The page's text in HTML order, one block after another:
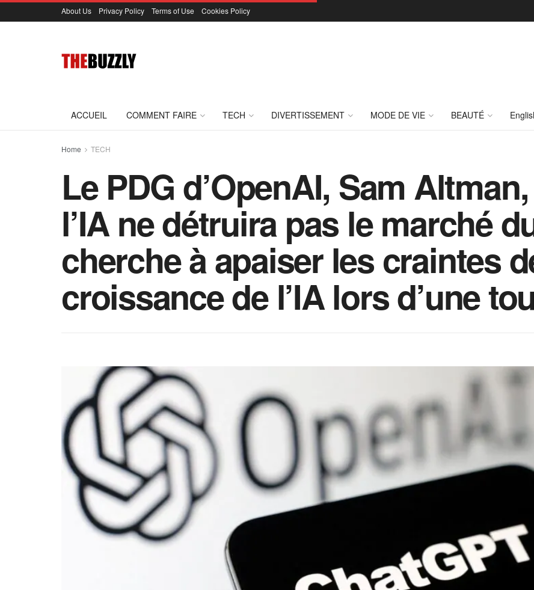
About Us Privacy Policy Terms of Use Cookies Policy
ACCUEIL COMMENT FAIRE TECH DIVERTISSEMENT MODE DE VIE BEAUTÉ
Home TECH
Le PDG d’OpenAI, Sam
l’IA ne détruira pas le marché
cherche à apaiser les craintes
croissance de l’IA lors d’une